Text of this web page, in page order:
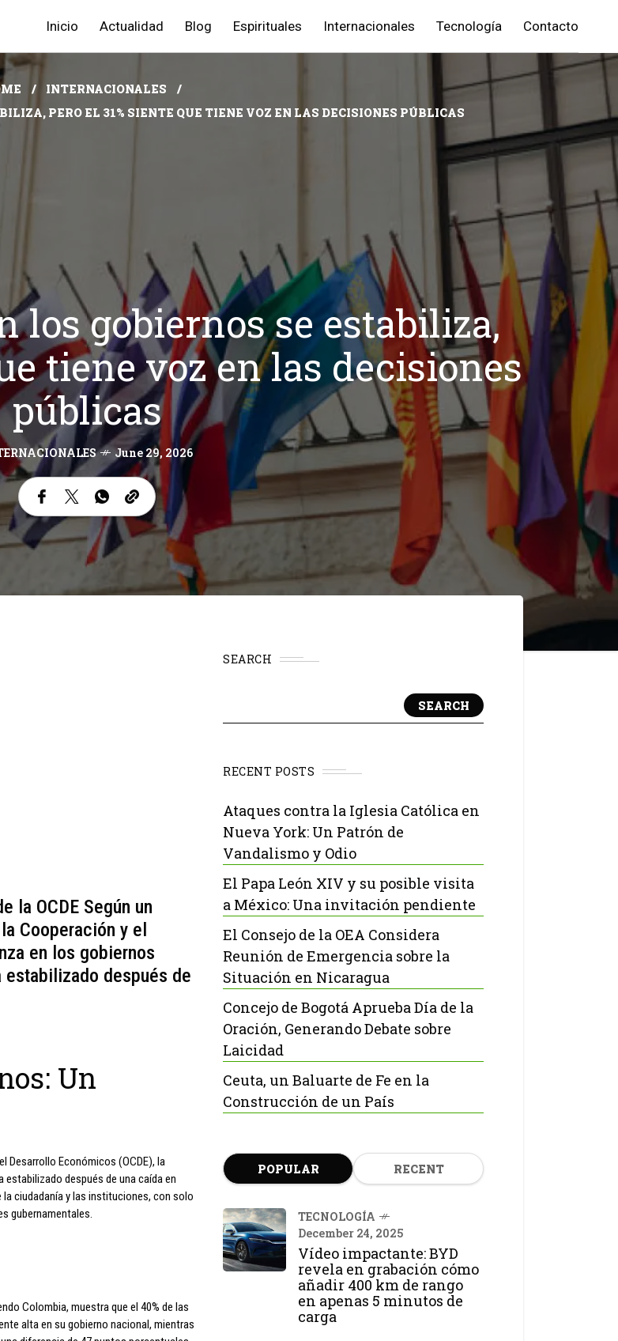
Inicio Actualidad Blog Espirituales Internacionales Tecnología Contacto
INTERNACIONALES
PERO EL 31% SIENTE QUE TIENE VOZ EN LAS DECISIONES PÚBLICAS
los gobiernos se estabiliza,
tiene voz en las decisiones
públicas
June 29, 2026
la OCDE Según un
Cooperación y el
en los gobiernos
después de
Un
Desarrollo Económicos (OCDE), la
después de una caída en
ciudadanía y las instituciones, con solo
gubernamentales.
Colombia, muestra que el 40% de las
alta en su gobierno nacional, mientras
SEARCH
SEARCH
RECENT POSTS
Ataques contra la Iglesia Católica en
Nueva York: Un Patrón de
Vandalismo y Odio
El Papa León XIV y su posible visita
a México: Una invitación pendiente
El Consejo de la OEA Considera
Reunión de Emergencia sobre la
Situación en Nicaragua
Concejo de Bogotá Aprueba Día de la
Oración, Generando Debate sobre
Laicidad
Ceuta, un Baluarte de Fe en la
Construcción de un País
POPULAR RECENT
TECNOLOGÍA
December 24, 2025
Vídeo impactante: BYD
revela en grabación cómo
añadir 400 km de rango
en apenas 5 minutos de
carga